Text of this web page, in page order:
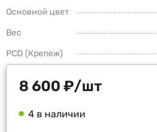
Основной цвет
Вес
PCD (Крепеж)
8 600 ₽/шт
4 в наличии